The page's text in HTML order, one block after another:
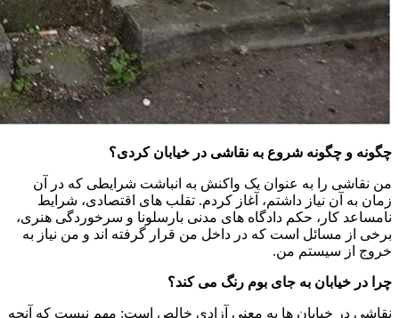
چگونه و چگونه شروع به نقاشی در خیابان کردی؟
من نقاشی را به عنوان یک واکنش به انباشت شرایطی که در آن
زمان به آن نیاز داشتم، آغاز کردم. تقلب های اقتصادی، شرایط
نامساعد کار، حکم دادگاه های مدنی بارسلونا و سرخوردگی هنری،
برخی از مسائل است که در داخل من قرار گرفته اند و من نیاز به
خروج از سیستم من.
چرا در خیابان به جای بوم رنگ می کند؟
نقاشی در خیابان ها به معنی آزادی خالص است: مهم نیست که آنچه